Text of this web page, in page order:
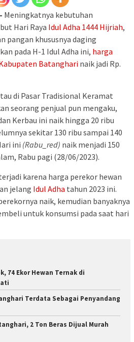
Meningkatnya kebutuhan
Hari Raya Idul Adha 1444 Hijriah,
pangan khususnya daging
pada H-1 Idul Adha ini, harga
Batanghari naik jadi Rp.
di Pasar Tradisional Keramat
seorang penjual pun mengaku,
Kerbau ini naik hingga 20 ribu
sekitar 130 ribu sampai 140
ini (Rabu_red) naik menjadi 150
Rabu pagi (28/06/2023).
karena harga perekor hewan
jelang Idul Adha tahun 2023 ini.
naik, kemudian banyaknya
untuk konsumsi pada saat hari
74 Ekor Hewan Ternak di
Terdata Sebagai Penyandang
2 Ton Beras Dijual Murah